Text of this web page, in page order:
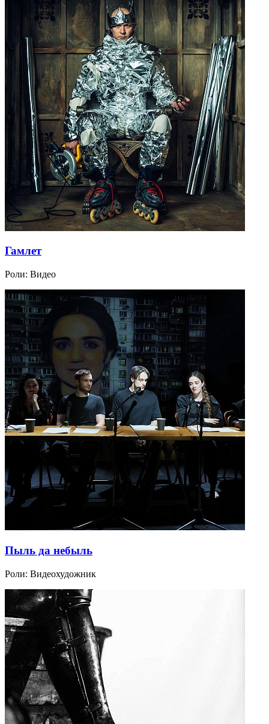
Гамлет
Роли: Видео
Пыль да небыль
Роли: Видеохудожник